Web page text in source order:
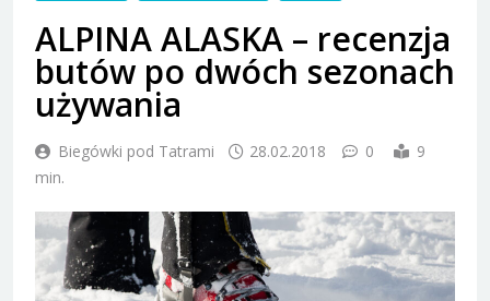
ALPINA ALASKA – recenzja
butów po dwóch sezonach
używania
Biegówki pod Tatrami 28.02.2018 0
9
min.